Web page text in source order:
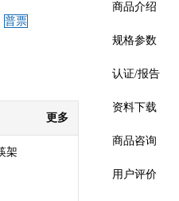
普票
更多
架
商品介绍
规格参数
认证/报告
资料下载
商品咨询
用户评价